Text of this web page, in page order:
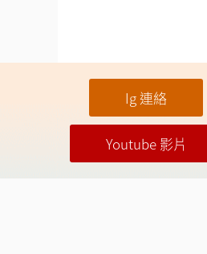
Ig 連絡
Youtube 影片